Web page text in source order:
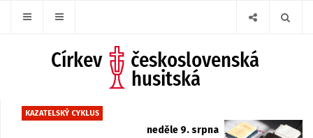
KAZATELSKÝ CYKLUS
neděle 9. srpna